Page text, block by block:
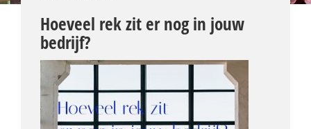
Hoeveel rek zit er nog in jouw
bedrijf?